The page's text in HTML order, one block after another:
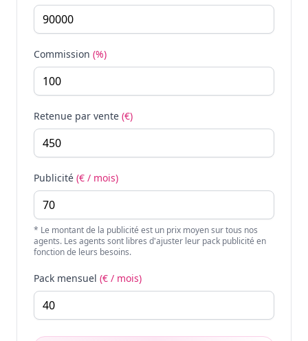
Commission (%)
Retenue par vente (€)
Publicité (€ / mois)
* Le montant de la publicité est un prix moyen sur tous nos
agents. Les agents sont libres d'ajuster leur pack publicité en
fonction de leurs besoins.
Pack mensuel (€ / mois)